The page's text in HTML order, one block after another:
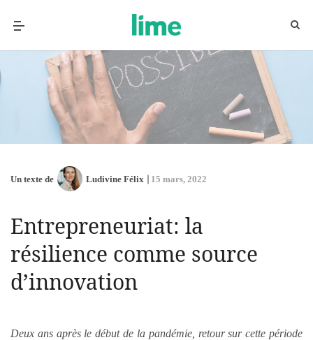
Un texte de Ludivine Félix 15 mars, 2022
Entrepreneuriat: la
résilience comme source
d’innovation
Deux ans après le début de la pandémie, retour sur cette période